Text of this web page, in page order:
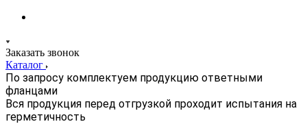
Заказать звонок
Каталог
По запросу комплектуем продукцию ответными
фланцами
Вся продукция перед отгрузкой проходит испытания на
герметичность